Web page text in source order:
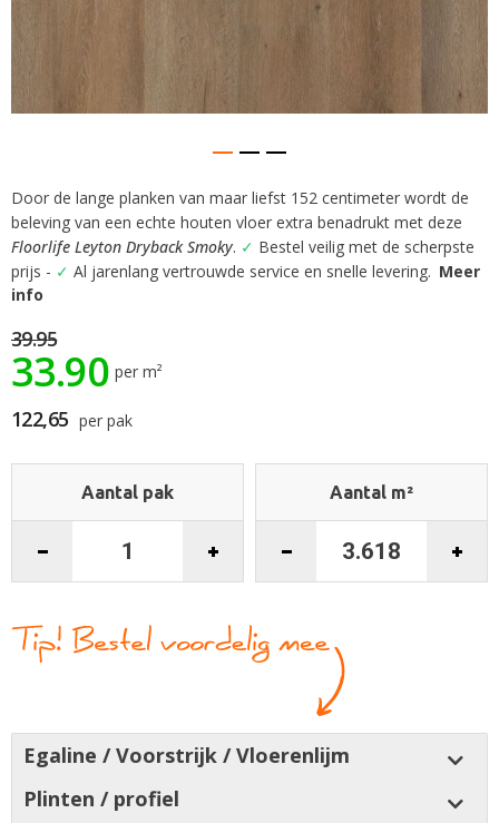
Ga
naar
het
begin
van
afbeeldingen-
gallerij
Door de lange planken van maar liefst 152 centimeter wordt de
beleving van een echte houten vloer extra benadrukt met deze
Floorlife Leyton Dryback Smoky. ✓ Bestel veilig met de scherpste
prijs - ✓ Al jarenlang vertrouwde service en snelle levering. Meer
info
39.95
33.90 per m²
122,65 per pak
Aantal pak Aantal m²
Egaline / Voorstrijk / Vloerenlijm
Plinten / profiel